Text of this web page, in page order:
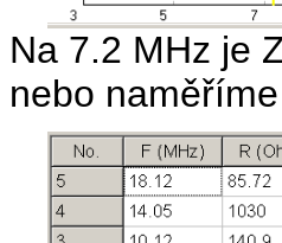
Na 7.2 MHz je
nebo